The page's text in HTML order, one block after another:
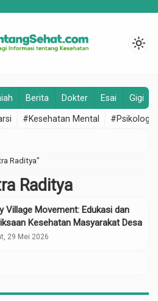
light_mode
Berita Dokter Esai Gigi
#Kesehatan Mental #Psikologi
Raditya"
Raditya
Village Movement: Edukasi dan
Kesehatan Masyarakat Desa
29 Mei 2026